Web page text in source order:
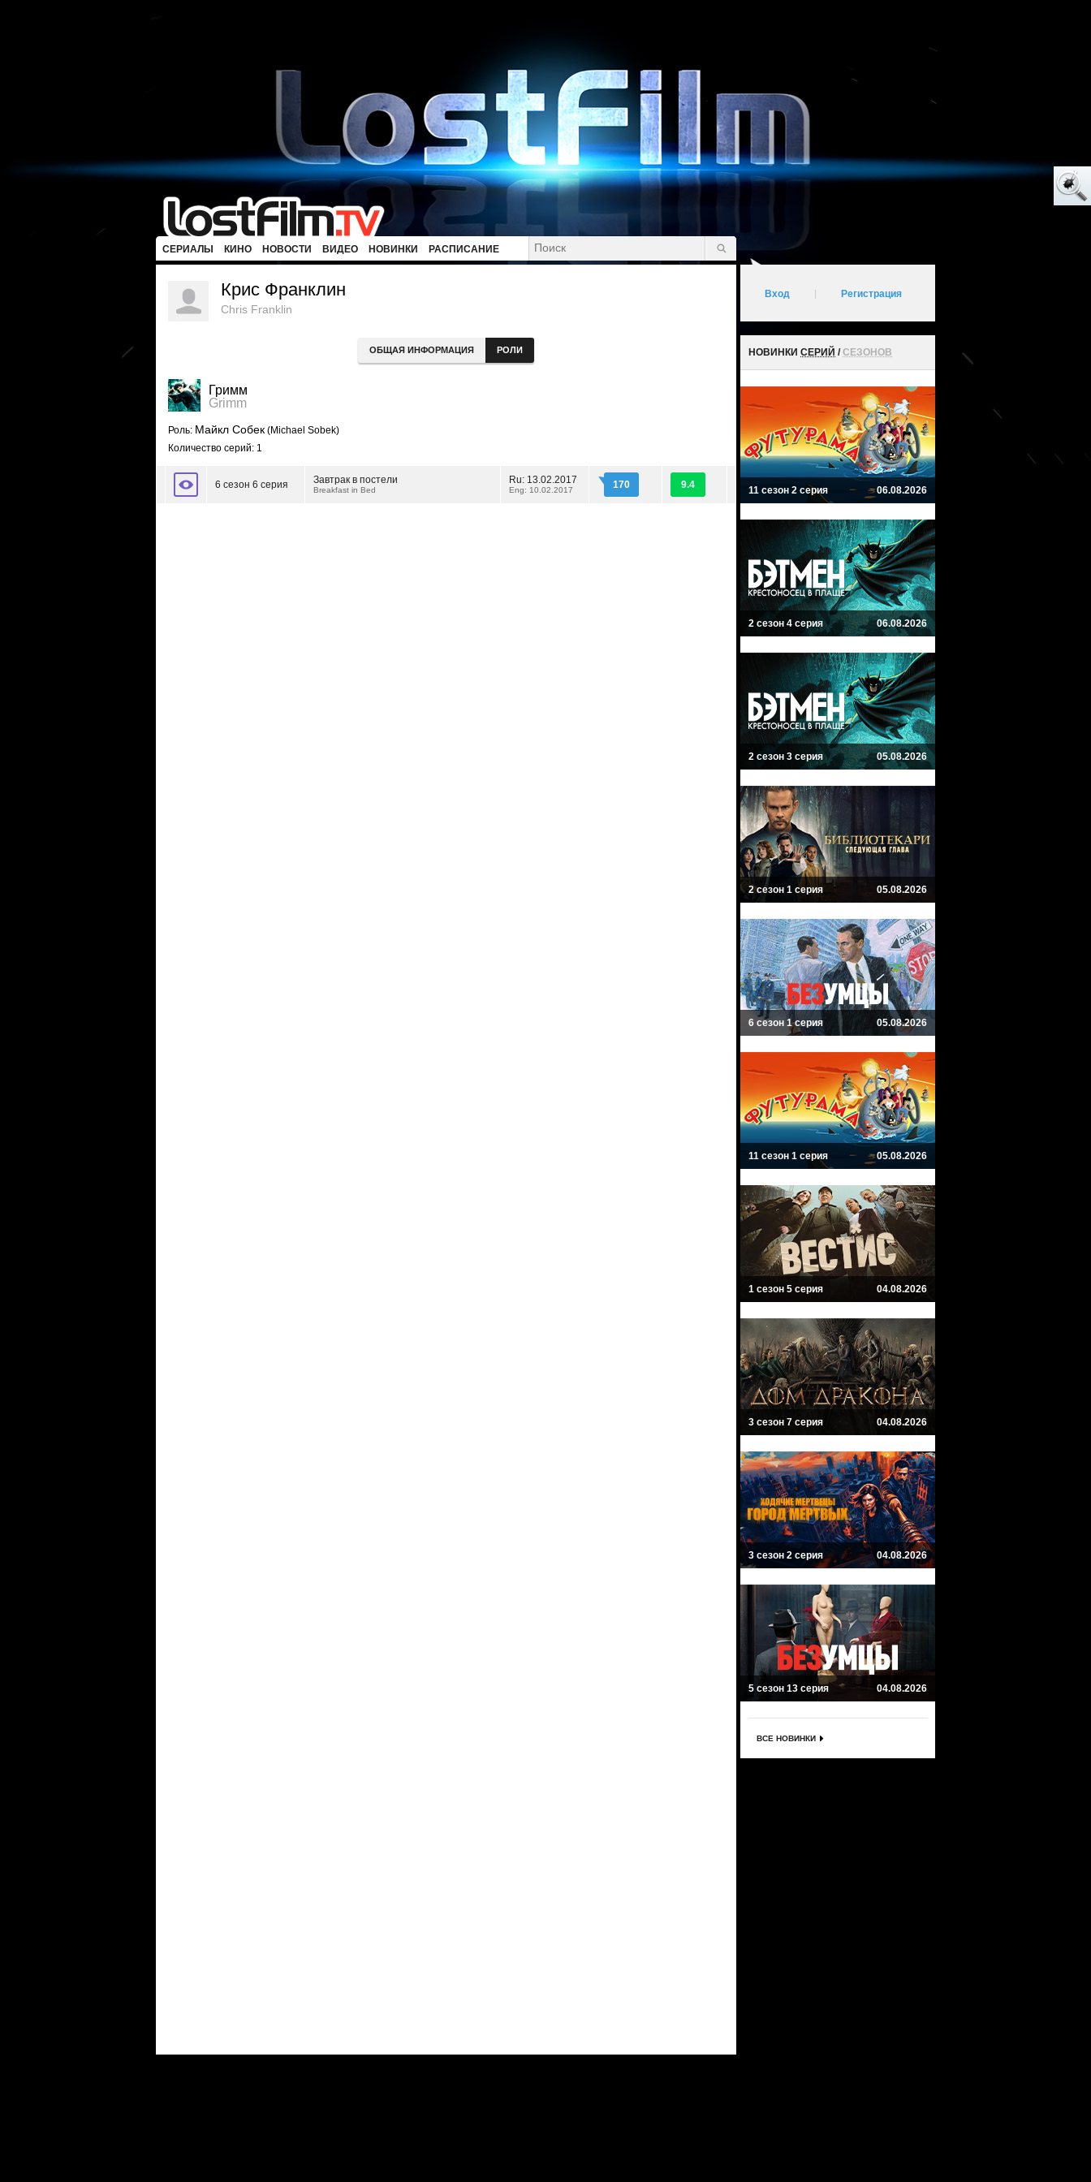
СЕРИАЛЫ КИНО НОВОСТИ ВИДЕО НОВИНКИ РАСПИСАНИЕ
Крис Франклин
Chris Franklin
ОБЩАЯ ИНФОРМАЦИЯ РОЛИ
Гримм
Grimm
Роль: Майкл Собек (Michael Sobek)
Количество серий: 1
6 сезон 6 серия Завтрак в постели
Breakfast in Bed
Ru: 13.02.2017
Eng: 10.02.2017 170 9.4
Вход Регистрация
НОВИНКИ СЕРИЙ /СЕЗОНОВ
11 сезон 2 серия 06.08.2026
2 сезон 4 серия 06.08.2026
2 сезон 3 серия 05.08.2026
2 сезон 1 серия 05.08.2026
6 сезон 1 серия 05.08.2026
11 сезон 1 серия 05.08.2026
1 сезон 5 серия 04.08.2026
3 сезон 7 серия 04.08.2026
3 сезон 2 серия 04.08.2026
5 сезон 13 серия 04.08.2026
ВСЕ НОВИНКИ